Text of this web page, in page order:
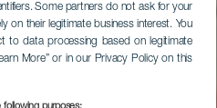
Some partners do not ask for your
on their legitimate business interest. You
to data processing based on legitimate
More” or in our Privacy Policy on this